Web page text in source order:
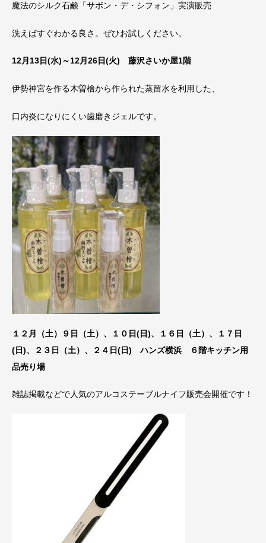
魔法のシルク石鹸「サボン・デ・シフォン」実演販売
洗えばすぐわかる良さ。ぜひお試しください。
12月13日(水)～12月26日(火) 藤沢さいか屋1階
伊勢神宮を作る木曽檜から作られた蒸留水を利用した、
口内炎になりにくい歯磨きジェルです。
１２月（土）９日（土）、１０日(日)、
１６日（土）、１７日
(日)、２３日（土）、２４日(日) ハンズ横浜 ６階キッチン用
品売り場
雑誌掲載などで人気のアルコステーブルナイフ販売会開催です！